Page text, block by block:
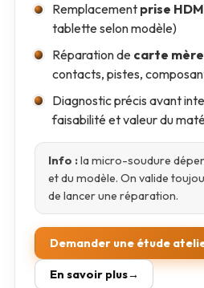
Remplacement prise
tablette selon modèle)
Réparation de carte mère
contacts, pistes,
Diagnostic précis avant
faisabilité et valeur du
Info :la micro-soudure
et du modèle. On valide
de lancer une réparation.
Demander une étude
En savoir plus